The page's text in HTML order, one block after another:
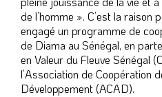
de l’homme ». C’est la raison
engagé un programme de
de Diama au Sénégal, en
en Valeur du Fleuve Sénégal
l’Association de Coopération
Développement (ACAD).